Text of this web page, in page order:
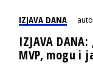
IZJAVA DANA
IZJAVA
MVP, mogu i